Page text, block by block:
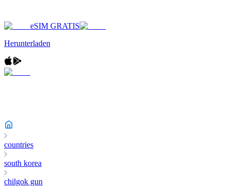
eSIM GRATIS
Herunterladen
countries
south korea
chilgok gun